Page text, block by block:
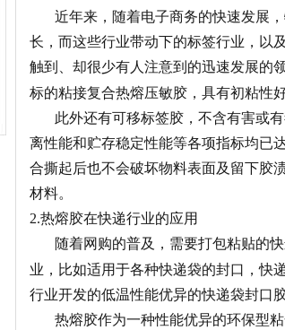
近年来，随着电子商务的快速发展，
长，而这些行业带动下的标签行业，以
触到、却很少有人注意到的迅速发展的
标的粘接复合热熔压敏胶，具有初粘性
此外还有可移标签胶，不含有害或有
离性能和贮存稳定性能等各项指标均已
合撕起后也不会破坏物料表面及留下胶
材料。
2.热熔胶在快递行业的应用
随着网购的普及，需要打包粘贴的快
业，比如适用于各种快递袋的封口，快
行业开发的低温性能优异的快递袋封口
热熔胶作为一种性能优异的环保型粘